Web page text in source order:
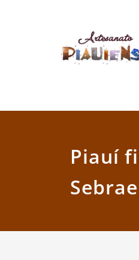
Piauí